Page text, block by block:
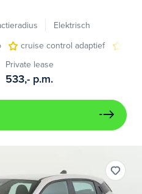
Elektrisch
cruise control adaptief
Private lease
533,- p.m.